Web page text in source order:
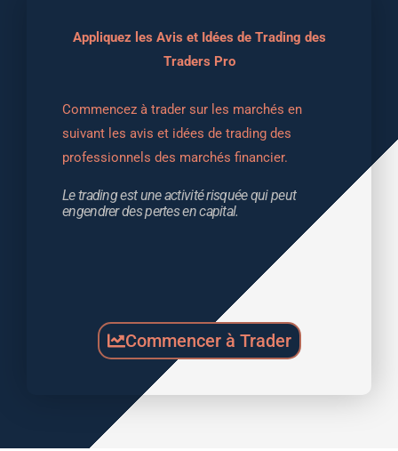
Appliquez les Avis et Idées de Trading des
Traders Pro
Commencez à trader sur les marchés en
suivant les avis et idées de trading des
professionnels des marchés financier.
Le trading est une activité risquée qui peut
engendrer des pertes en capital.
Commencer à Trader